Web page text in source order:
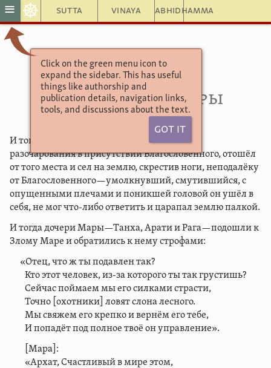
Sutta Vinaya Abhidhamma
≡ ☸
Click on the green menu icon to
expand the sidebar. This has useful
things like authorship and
publication details, navigation links,
tools, and discussions about the text.
Got It
Саньютта Никая
Мара дхиту сутта
4.25. Дочери Мары
И тогда Злой Мара, произнеся эти строфы
разочарования в присутствии Благословенного, отошёл
от того места и сел на землю, скрестив ноги, неподалёку
от Благословенного—умолкнувший, смутившийся, с
опущенными плечами и поникшей головой он ушёл в
себя, не мог что-либо ответить и царапал землю палкой.
И тогда дочери Мары—Танха, Арати и Рага—подошли к
Злому Маре и обратились к нему строфами:
«Отец, что ж ты подавлен так?
Кто этот человек, из-за которого ты так грустишь?
Сейчас поймаем мы его силками страсти,
Точно [охотники] ловят слона лесного.
Мы свяжем его крепко и вернём его тебе,
И попадёт под полное твоё он управление».
[Мара]:
«Архат, Счастливый в мире этом,